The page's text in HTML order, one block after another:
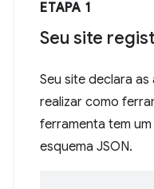
ETAPA 1
Seu site
Seu site declara
realizar como
ferramenta tem
esquema JSON.